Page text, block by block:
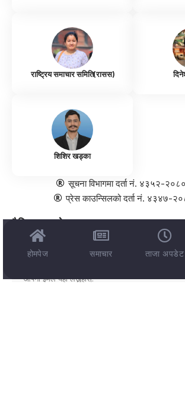
राष्ट्रिय समाचार समिति(रासस)
शिशिर खड्का
सूचना विभागमा दर्ता नं. ४३५२-
प्रेस काउन्सिलको दर्ता नं. ४३४७-
दैनिक न्यूजलेटर
ताजा समाचार, प्रवृत्ति, अन्तर्दृष्टि, र उपयोगी जानकारी
📩 ईमेल ठेगाना:
होमपेज समाचार ताजा अपडेट